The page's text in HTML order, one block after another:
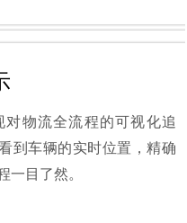
物流全流程的可视化追
到车辆的实时位置，精确
一目了然。